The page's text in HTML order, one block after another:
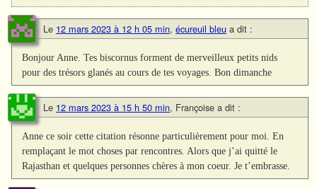
Le 12 mars 2023 à 12 h 05 min, écureuil bleu a dit :
Bonjour Anne. Tes biscornus forment de merveilleux petits nids
pour des trésors glanés au cours de tes voyages. Bon dimanche
Le 12 mars 2023 à 15 h 50 min, Françoise a dit :
Anne ce soir cette citation résonne particulièrement pour moi. En
remplaçant le mot choses par rencontres. Alors que j’ai quitté le
Rajasthan et quelques personnes chères à mon coeur. Je t’embrasse.